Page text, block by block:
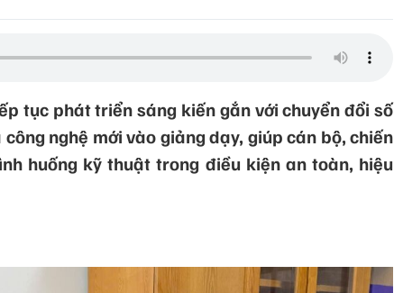
tục phát triển sáng kiến gắn với chuyển đổi số
nghệ mới vào giảng dạy, giúp cán bộ, chiến
huống kỹ thuật trong điều kiện an toàn, hiệu